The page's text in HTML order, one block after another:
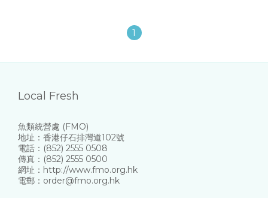
1
Local Fresh
魚類統營處 (FMO)
地址：香港仔石排灣道102號
電話：(852) 2555 0508
傳真：(852) 2555 0500
網址：http://www.fmo.org.hk
電郵：order@fmo.org.hk